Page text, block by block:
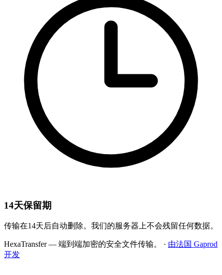
14天保留期
传输在14天后自动删除。我们的服务器上不会残留任何数据。
HexaTransfer — 端到端加密的安全文件传输。 · 由法国 Gaprod
开发